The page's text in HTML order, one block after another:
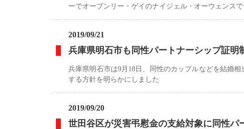
ーでオープンリー・ゲイのナイジェル・オーウェンスで
2019/09/21
兵庫県明石市も同性パートナーシップ証明
兵庫県明石市は9月18日、同性のカップルなどを結婚
する方針を明らかにしました
2019/09/20
世田谷区が災害弔慰金の支給対象に同性